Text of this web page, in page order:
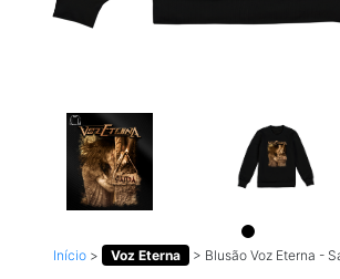
Início > Voz Eterna > Blusão Voz Eterna -